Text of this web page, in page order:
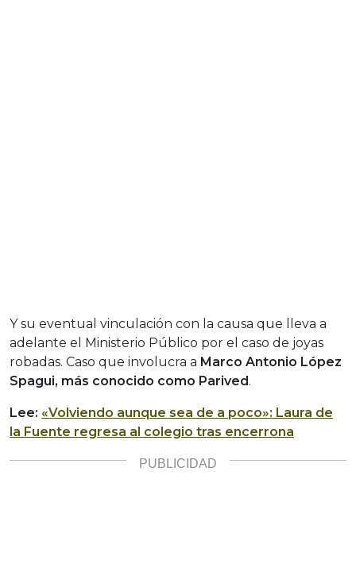
Y su eventual vinculación con la causa que lleva a
adelante el Ministerio Público por el caso de joyas
robadas. Caso que involucra a Marco Antonio López
Spagui, más conocido como Parived.
Lee: «Volviendo aunque sea de a poco»: Laura de
la Fuente regresa al colegio tras encerrona